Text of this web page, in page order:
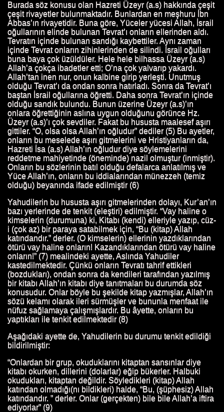
Burada söz konusu olan Hazreti Üzeyr (a.s) hakkında çeşit
çeşit rivayetler bulunmaktadır. Bunlardan en meşhuru İbn
Abbas’ın rivayetidir. Buna göre, Yüceler yücesi Allah, İsrail
oğullarının elinde bulunan Tevrat’ı onların ellerinden aldı.
Tevratın içinde bulunan sandığı kaybettiler. Aynı zaman
içinde Tevrat onların zihinlerinden de silindi. İsrail oğulları
buna baya çok üzüldüler. Hele hele bilhassa Üzeyr (a.s)
Allah’a çokça ibadetler etti; O’na çok yalvarıp yakardı.
Allah’tan inen nur, onun kalbine girip yerleşti. Unutmuş
olduğu Tevrat’ı da ondan sonra hatırladı. Sonra da Tevrat’ı
baştan İsrail oğullarına öğretti. Daha sonra Tevrat’ın içinde
olduğu sandık bulundu. Bunun üzerine Üzeyr (a.s)’ın
onlara öğrettiğinin aslına uygun olduğunu görünce Hz.
Üzeyr (a.s)’ı çok sevdiler. Fakat bu hususta maalesef aşırı
gittiler. “O, olsa olsa Allah’ın oğludur” dediler (5) Bu ayetler,
onların bu meselede aşırı gitmelerini ve Hristiyanların da,
Hazreti İsa (a.s) Allah’ın oğludur diye söylemelerini
reddetme mahiyetinde (öneminde) nazil olmuştur (inmiştir).
Onların bu sözlerinin batıl olduğu defalarca anlatılmış ve
Yüce Allah’ın, onların bu iddialarından münezzeh (temiz
olduğu) beyanında ifade edilmiştir (6)
Yahudilerin bu hususta aşırı gitmelerinden dolayı, Kur’an’ın
bazı yerlerinde de tenkit (eleştiri) edilmiştir. “Vay haline o
kimselerin (durumuna) ki, Kitabı (kendi) elleriyle yazıp, cüz-
i (çok az) bir paraya satabilmek için, “Bu (kitap) Allah
katındandır.” derler. (O kimselerin) ellerinin yazdıklarından
ötürü vay haline onların! Kazandıklarından ötürü vay haline
onların!” (7) mealindeki ayette, Aslında Yahudiler
kastedilmektedir. Çünkü onların Tevratı tahrif ettikleri
(bozdukları), ondan sonra da kendileri tarafından yazılmış
bir kitabı Allah’ın kitabı diye tanıtmaları bu durumda söz
konusudur. Onlar böyle bu şekilde kitap yazmışlar, Allah’ın
sözü kelamı olarak ileri sürmüşler ve bununla menfaat ile
nüfuz sağlamaya çalışmışlardır. Bu âyette, onların bu
yaptıkları ile tenkit edilmektedir (8)
Aşağıdaki ayette de, Yahudilerin bu durumu tenkit edildiği
bildirilmiştir:
“Onlardan bir grup, okuduklarını kitaptan sansınlar diye
kitabı okurken, dillerini (dolarlar) eğip bükerler. Halbuki
okudukları, kitaptan değildir. Söyledikleri (kitap) Allah
katından olmadığı(nı bildikleri) halde, “Bu, (şüphesiz) Allah
katındandır. ” derler. Onlar (gerçekten) bile bile Allah’a iftira
ediyorlar” (9)